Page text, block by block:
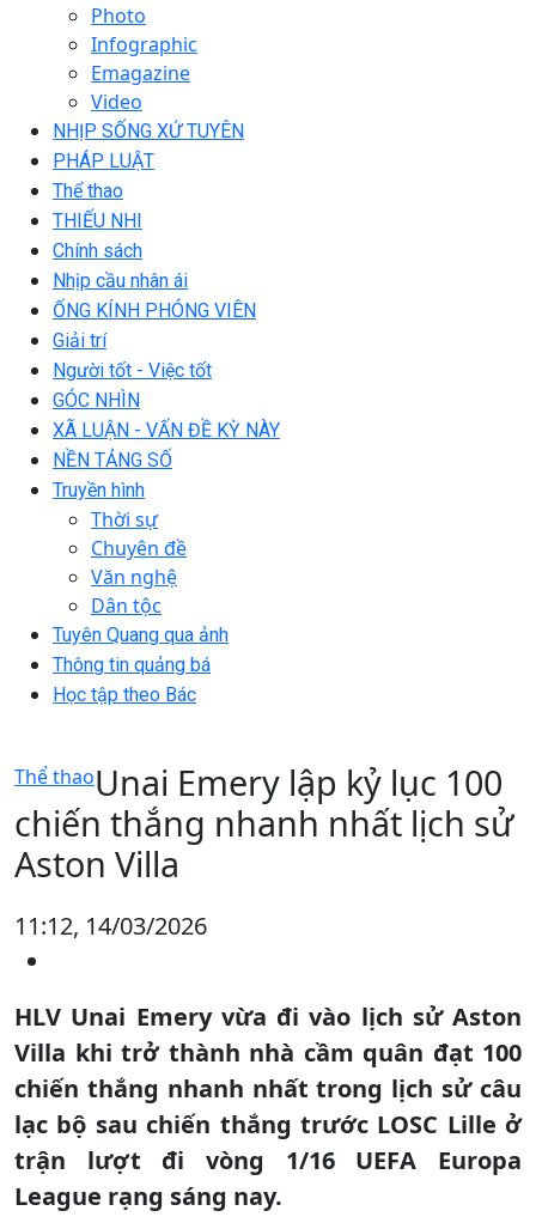
Photo
Infographic
Emagazine
Video
NHỊP SỐNG XỨ TUYÊN
PHÁP LUẬT
Thể thao
THIẾU NHI
Chính sách
Nhịp cầu nhân ái
ỐNG KÍNH PHÓNG VIÊN
Giải trí
Người tốt - Việc tốt
GÓC NHÌN
XÃ LUẬN - VẤN ĐỀ KỲ NÀY
NỀN TẢNG SỐ
Truyền hình
Thời sự
Chuyên đề
Văn nghệ
Dân tộc
Tuyên Quang qua ảnh
Thông tin quảng bá
Học tập theo Bác
Thể thaoUnai Emery lập kỷ lục 100
chiến thắng nhanh nhất lịch sử
Aston Villa
11:12, 14/03/2026
HLV Unai Emery vừa đi vào lịch sử Aston
Villa khi trở thành nhà cầm quân đạt 100
chiến thắng nhanh nhất trong lịch sử câu
lạc bộ sau chiến thắng trước LOSC Lille ở
trận lượt đi vòng 1/16 UEFA Europa
League rạng sáng nay.